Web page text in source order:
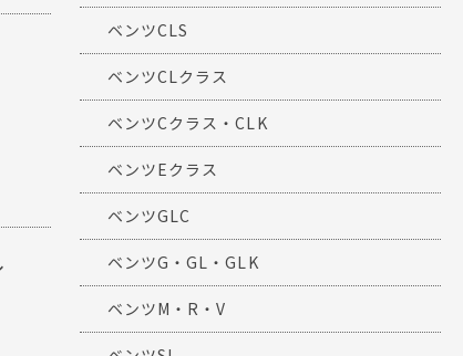
ベンツCLS
ベンツCLクラス
ベンツCクラス・CLK
ベンツEクラス
ベンツGLC
ベンツG・GL・GLK
ベンツM・R・V